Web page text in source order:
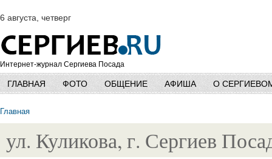
6 августа, четверг
Интернет-журнал Сергиева Посада
ГЛАВНАЯ ФОТО ОБЩЕНИЕ АФИША О
Главная
ул. Куликова, г. Сергиев